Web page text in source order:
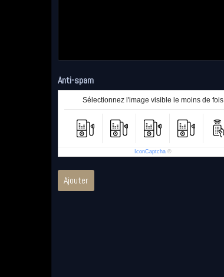
Anti-spam
Sélectionnez l'image visible le moins de fois
IconCaptcha ©
Ajouter